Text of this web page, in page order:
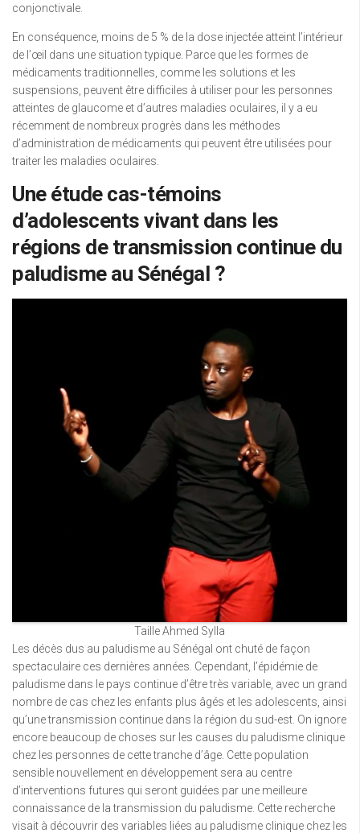
conjonctivale.
En conséquence, moins de 5 % de la dose injectée atteint l’intérieur
de l’œil dans une situation typique. Parce que les formes de
médicaments traditionnelles, comme les solutions et les
suspensions, peuvent être difficiles à utiliser pour les personnes
atteintes de glaucome et d’autres maladies oculaires, il y a eu
récemment de nombreux progrès dans les méthodes
d’administration de médicaments qui peuvent être utilisées pour
traiter les maladies oculaires.
Une étude cas-témoins
d’adolescents vivant dans les
régions de transmission continue du
paludisme au Sénégal ?
Taille Ahmed Sylla
Les décès dus au paludisme au Sénégal ont chuté de façon
spectaculaire ces dernières années. Cependant, l’épidémie de
paludisme dans le pays continue d’être très variable, avec un grand
nombre de cas chez les enfants plus âgés et les adolescents, ainsi
qu’une transmission continue dans la région du sud-est. On ignore
encore beaucoup de choses sur les causes du paludisme clinique
chez les personnes de cette tranche d’âge. Cette population
sensible nouvellement en développement sera au centre
d’interventions futures qui seront guidées par une meilleure
connaissance de la transmission du paludisme. Cette recherche
visait à découvrir des variables liées au paludisme clinique chez les